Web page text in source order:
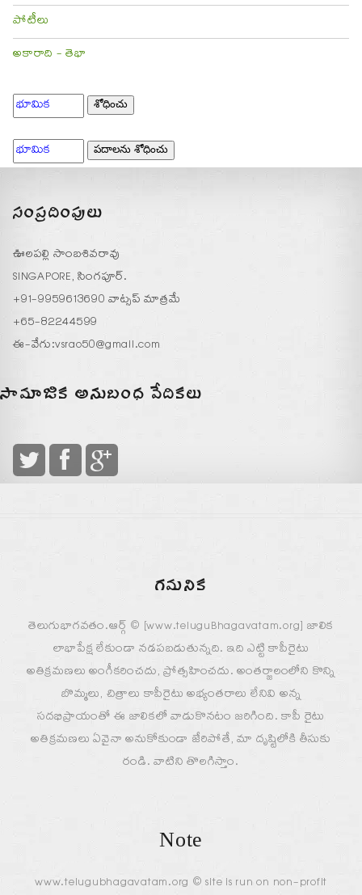
పోటీలు
అకారాది - తెభా
సంప్రదింపులు
ఊలపల్లి సాంబశివరావు
SINGAPORE, సింగపూర్.
+91-9959613690 వాట్సప్ మాత్రమే
+65-82244599
ఈ-వేగు:vsrao50@gmail.com
సామాజిక అనుబంధ వేదికలు
గమనిక
తెలుగుభాగవతం.ఆర్గ్ © [www.teluguBhagavatam.org] జాలిక
లాభాపేక్ష లేకుండా నడపబడుతున్నది. ఇది ఎట్టి కాపీరైటు
అతిక్రమణలు అంగీకరించదు, ప్రోత్సహించదు. అంతర్జాలంలోని కొన్ని
బొమ్మలు, చిత్రాలు కాపీరైటు అభ్యంతరాలు లేనివి అన్న
సదభిప్రాయంతో ఈ జాలికలో వాడుకొనటం జరిగింది. కాపీ రైటు
అతిక్రమణలు ఏవైనా అనుకోకుండా జేరిపోతే, మా దృష్టిలోకి తీసుకు
రండి. వాటిని తొలగిస్తాం.
Note
www.telugubhagavatam.org © site is run on non-profit